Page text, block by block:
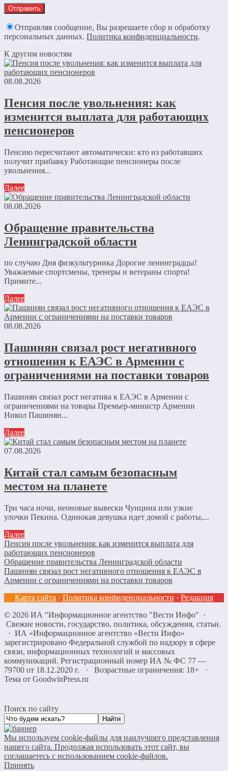
Отправляя сообщение, Вы разрешаете сбор и обработку
персональных данных. Политика конфиденциальности.
К другим новостям
08.08.2026
Пенсия после увольнения: как
изменится выплата для работающих
пенсионеров
Пенсию пересчитают автоматически: кто из работавших
получит прибавку Работающие пенсионеры после
увольнения...
Далее
08.08.2026
Обращение правительства
Ленинградской области
по случаю Дня физкультурника Дорогие ленинградцы!
Уважаемые спортсмены, тренеры и ветераны спорта!
Примите...
Далее
08.08.2026
Пашинян связал рост негативного
отношения к ЕАЭС в Армении с
ограничениями на поставки товаров
Пашинян связал рост негатива к ЕАЭС в Армении с
ограничениями на товары Премьер-министр Армении
Никол Пашинян...
Далее
07.08.2026
Китай стал самым безопасным
местом на планете
Три часа ночи, неоновые вывески Чунцина или узкие
улочки Пекина. Одинокая девушка идет домой с работы,...
Далее
Пенсия после увольнения: как изменится выплата для
работающих пенсионеров
Обращение правительства Ленинградской области
Пашинян связал рост негативного отношения к ЕАЭС в
Армении с ограничениями на поставки товаров
Карта сайта · Политика конфиденциальности · Редакция
© 2026 ИА "Информационное агентство "Вести Инфо" ·
Свежие новости, государство, политика, обсуждения, статьи.
· ИА «Информационное агентство «Вести Инфо»
зарегистрировано Федеральной службой по надзору в сфере
связи, информационных технологий и массовых
коммуникаций. Регистрационный номер ИА № ФС 77 —
79700 от 18.12.2020 г. · Возрастные ограничения: 18+
·
Тема от GoodwinPress.ru
Поиск по сайту
Мы используем cookie-файлы для наилучшего представления
нашего сайта. Продолжая использовать этот сайт, вы
соглашаетесь с использованием cookie-файлов.
Принять